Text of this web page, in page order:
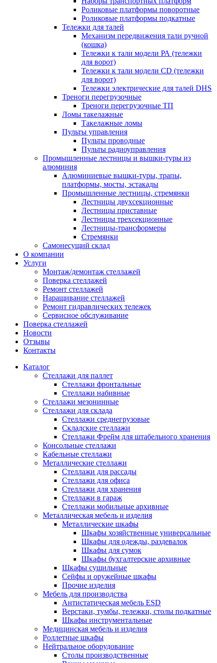
Роликовые платформы поворотные
Роликовые платформы подкатные
Тележки для талей
Механизм передвижения тали ручной
(кошка)
Тележки к тали модели РА (тележки
для ворот)
Тележки к тали модели CD (тележки
для ворот)
Тележки электрические для талей DHS
Треноги перегрузочные
Треноги перегрузочные ТП
Ломы такелажные
Такелажные ломы
Пульты управления
Пульты проводные
Пульты радиоуправления
Промышленные лестницы и вышки-туры из
алюминия
Алюминиевые вышки-туры, трапы,
платформы, мосты, эстакады
Промышленные лестницы, стремянки
Лестницы двухсекционные
Лестницы приставные
Лестницы трехсекционные
Лестницы-трансформеры
Стремянки
Самонесущий склад
О компании
Услуги
Монтаж/демонтаж стеллажей
Поверка cтеллажей
Ремонт стеллажей
Наращивание стеллажей
Ремонт гидравлических тележек
Сервисное обслуживание
Поверка cтеллажей
Новости
Отзывы
Контакты
Каталог
Стеллажи для паллет
Стеллажи фронтальные
Стеллажи набивные
Стеллажи мезонинные
Стеллажи для склада
Стеллажи среднегрузовые
Складские стеллажи
Стеллажи Фрейм для штабельного хранения
Консольные стеллажи
Кабельные стеллажи
Металлические стеллажи
Стеллажи для рассады
Стеллажи для офиса
Стеллажи для хранения
Стеллажи в гараж
Стеллажи мобильные архивные
Металлическая мебель и изделия
Металлические шкафы
Шкафы хозяйственные универсальные
Шкафы для одежды, раздевалок
Шкафы для сумок
Шкафы бухгалтерские архивные
Шкафы сушильные
Сейфы и оружейные шкафы
Прочие изделия
Мебель для производства
Антистатическая мебель ESD
Верстаки, тумбы, тележки, столы подкатные
Шкафы инструментальные
Медицинская мебель и изделия
Роллетные шкафы
Нейтральное оборудование
Столы производственные